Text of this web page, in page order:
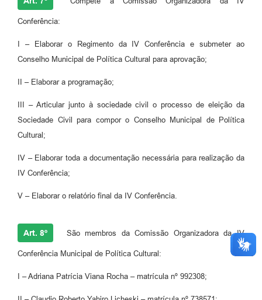
Conferência:
I – Elaborar o Regimento da IV Conferência e submeter ao
Conselho Municipal de Política Cultural para aprovação;
II – Elaborar a programação;
III – Articular junto à sociedade civil o processo de eleição da
Sociedade Civil para compor o Conselho Municipal de Política
Cultural;
IV – Elaborar toda a documentação necessária para realização da
IV Conferência;
V – Elaborar o relatório final da IV Conferência.
Art. 8º São membros da Comissão Organizadora da IV
Conferência Municipal de Política Cultural:
I – Adriana Patrícia Viana Rocha – matrícula nº 992308;